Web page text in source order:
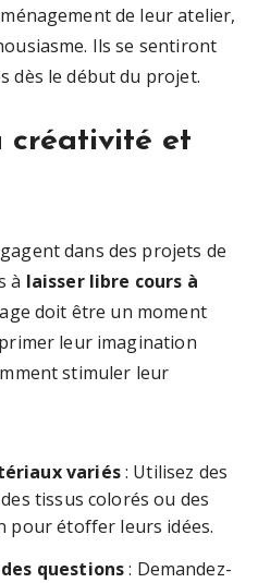
de leur atelier,
Ils se sentiront
dès le début du projet.
créativité et
dans des projets de
à laisser libre cours à
doit être un moment
leur imagination
stimuler leur
variés: Utilisez des
tissus colorés ou des
pour étoffer leurs idées.
questions: Demandez-